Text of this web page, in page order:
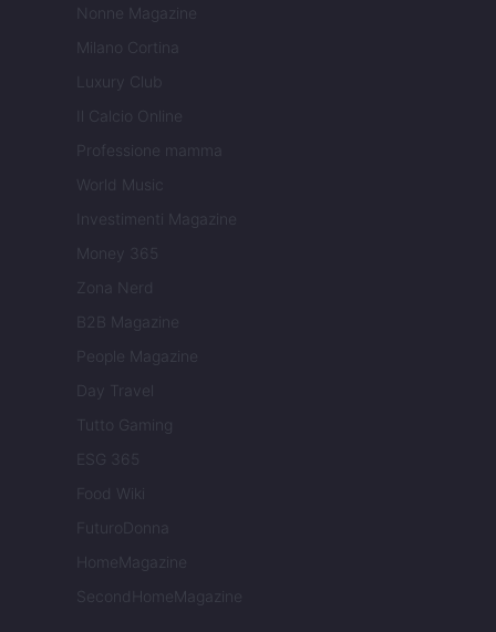
Nonne Magazine
Milano Cortina
Luxury Club
Il Calcio Online
Professione mamma
World Music
Investimenti Magazine
Money 365
Zona Nerd
B2B Magazine
People Magazine
Day Travel
Tutto Gaming
ESG 365
Food Wiki
FuturoDonna
HomeMagazine
SecondHomeMagazine